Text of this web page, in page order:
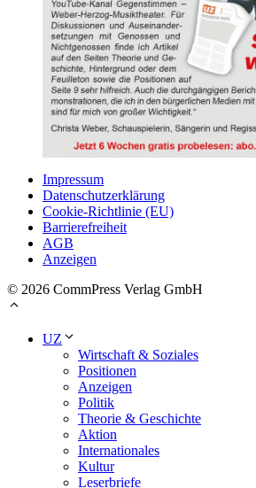
Impressum
Datenschutzerklärung
Cookie-Richtlinie (EU)
Barrierefreiheit
AGB
Anzeigen
© 2026 CommPress Verlag GmbH
UZ
Wirtschaft & Soziales
Positionen
Anzeigen
Politik
Theorie & Geschichte
Aktion
Internationales
Kultur
Leserbriefe